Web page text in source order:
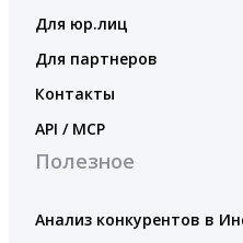
Для юр.лиц
Для партнеров
Контакты
API / MCP
Полезное
Анализ конкурентов в